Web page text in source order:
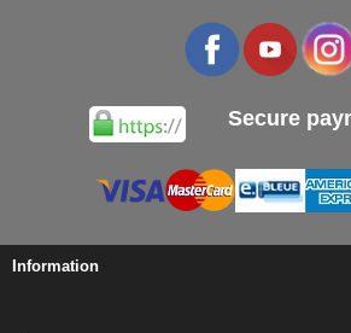
Secure
Information